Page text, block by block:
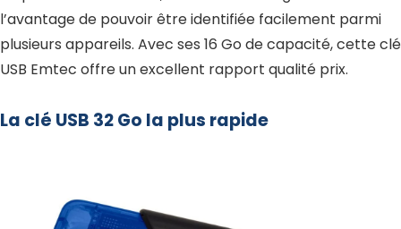
l’avantage de pouvoir être identifiée facilement parmi
plusieurs appareils. Avec ses 16 Go de capacité, cette clé
USB Emtec offre un excellent rapport qualité prix.
La clé USB 32 Go la plus rapide